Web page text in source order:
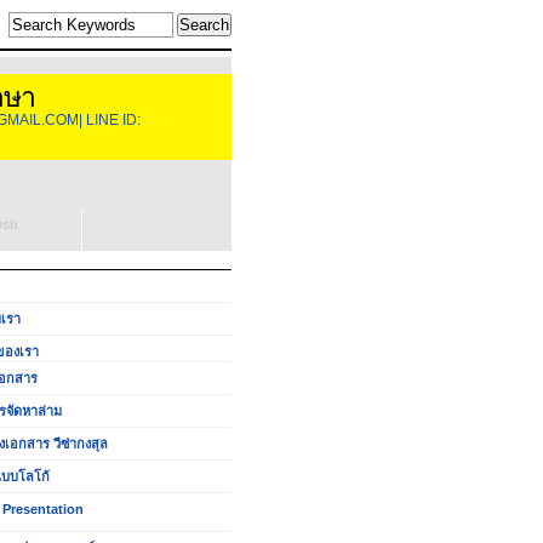
า
LINE ID:
รา
งเรา
กสาร
จัดหาล่าม
เอกสาร วีซ่ากงสุล
บโลโก้
Presentation